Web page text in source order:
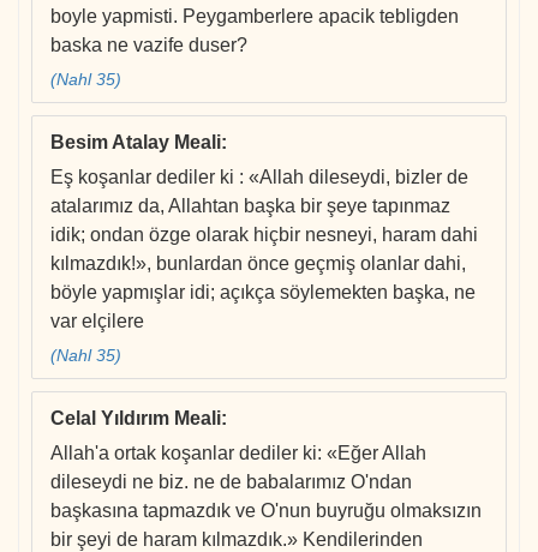
boyle yapmisti. Peygamberlere apacik tebligden
baska ne vazife duser?
(Nahl 35)
Besim Atalay Meali:
Eş koşanlar dediler ki : «Allah dileseydi, bizler de
atalarımız da, Allahtan başka bir şeye tapınmaz
idik; ondan özge olarak hiçbir nesneyi, haram dahi
kılmazdık!», bunlardan önce geçmiş olanlar dahi,
böyle yapmışlar idi; açıkça söylemekten başka, ne
var elçilere
(Nahl 35)
Celal Yıldırım Meali:
Allah'a ortak koşanlar dediler ki: «Eğer Allah
dileseydi ne biz. ne de babalarımız O'ndan
başkasına tapmazdık ve O'nun buyruğu olmaksızın
bir şeyi de haram kılmazdık.» Kendilerinden